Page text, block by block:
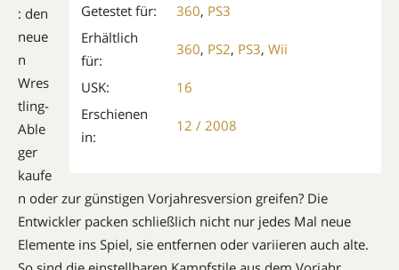
Getestet für:
360, PS3
Erhältlich
für:
360, PS2, PS3, Wii
USK:
16
Erschienen
in:
12 / 2008
: den
neue
n
Wres
tling-
Able
ger
kaufe
n oder zur günstigen Vorjahresversion greifen? Die
Entwickler ­packen schließlich nicht nur jedes Mal neue
Elemente ins Spiel, sie entfernen oder variieren auch alte.